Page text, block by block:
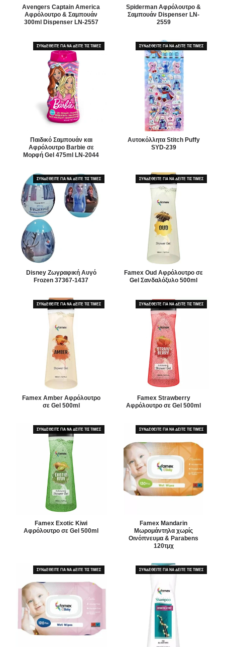
Avengers Captain America
Αφρόλουτρο & Σαμπουάν
300ml Dispenser LN-2557
Spiderman Αφρόλουτρο &
Σαμπουάν Dispenser LN-
2559
ΣΥΝΔΕΘΕΙΤΕ ΓΙΑ ΝΑ ΔΕΙΤΕ ΤΙΣ ΤΙΜΕΣ
Παιδικό Σαμπουάν και
Αφρόλουτρο Barbie σε
Μορφή Gel 475ml LN-2044
ΣΥΝΔΕΘΕΙΤΕ ΓΙΑ ΝΑ ΔΕΙΤΕ ΤΙΣ ΤΙΜΕΣ
Aυτοκόλλητα Stitch Puffy
SYD-239
ΣΥΝΔΕΘΕΙΤΕ ΓΙΑ ΝΑ ΔΕΙΤΕ ΤΙΣ ΤΙΜΕΣ
Disney Ζωγραφική Αυγό
Frozen 37367-1437
ΣΥΝΔΕΘΕΙΤΕ ΓΙΑ ΝΑ ΔΕΙΤΕ ΤΙΣ ΤΙΜΕΣ
Famex Oud Αφρόλουτρο σε
Gel Σανδαλόξυλο 500ml
ΣΥΝΔΕΘΕΙΤΕ ΓΙΑ ΝΑ ΔΕΙΤΕ ΤΙΣ ΤΙΜΕΣ
Famex Amber Αφρόλουτρο
σε Gel 500ml
ΣΥΝΔΕΘΕΙΤΕ ΓΙΑ ΝΑ ΔΕΙΤΕ ΤΙΣ ΤΙΜΕΣ
Famex Strawberry
Αφρόλουτρο σε Gel 500ml
ΣΥΝΔΕΘΕΙΤΕ ΓΙΑ ΝΑ ΔΕΙΤΕ ΤΙΣ ΤΙΜΕΣ
Famex Exotic Kiwi
Αφρόλουτρο σε Gel 500ml
ΣΥΝΔΕΘΕΙΤΕ ΓΙΑ ΝΑ ΔΕΙΤΕ ΤΙΣ ΤΙΜΕΣ
Famex Mandarin
Μωρομάντηλα χωρίς
Οινόπνευμα & Parabens
120τμχ
ΣΥΝΔΕΘΕΙΤΕ ΓΙΑ ΝΑ ΔΕΙΤΕ ΤΙΣ ΤΙΜΕΣ ΣΥΝΔΕΘΕΙΤΕ ΓΙΑ ΝΑ ΔΕΙΤΕ ΤΙΣ ΤΙΜΕΣ